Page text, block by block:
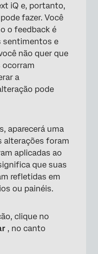
iQ e, portanto,
fazer. Você
o feedback é
sentimentos e
não quer que
ocorram
a
pode
aparecerá uma
alterações foram
aplicadas ao
que suas
refletidas em
ou painéis.
clique no
, no canto